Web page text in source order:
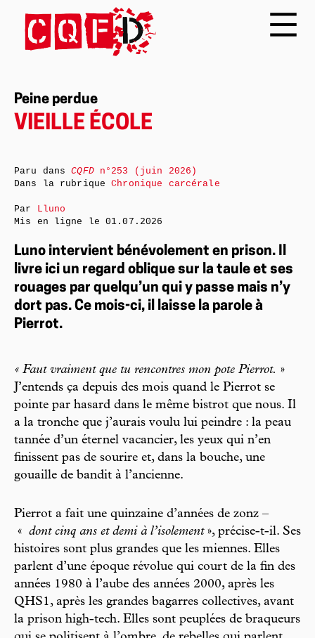
Peine perdue
VIEILLE ÉCOLE
Luno intervient bénévolement en prison. Il
livre ici un regard oblique sur la taule et ses
rouages par quelqu’un qui y passe mais n’y
dort pas. Ce mois-ci, il laisse la parole à
Pierrot.
« Faut vraiment que tu rencontres mon pote Pierrot. »
J’entends ça depuis des mois quand le Pierrot se
pointe par hasard dans le même bistrot que nous. Il
a la tronche que j’aurais voulu lui peindre : la peau
tannée d’un éternel vacancier, les yeux qui n’en
finissent pas de sourire et, dans la bouche, une
gouaille de bandit à l’ancienne.
Pierrot a fait une quinzaine d’années de zonz –
« dont cinq ans et demi à l’isolement», précise-t-il. Ses
histoires sont plus grandes que les miennes. Elles
parlent d’une époque révolue qui court de la fin des
années 1980 à l’aube des années 2000, après les
QHS1, après les grandes bagarres collectives, avant
la prison high-tech. Elles sont peuplées de braqueurs
Paru dansCQFDn°253 (juin 2026)
Dans la rubriqueChronique carcérale
Par Lluno
Mis en ligne le01.07.2026